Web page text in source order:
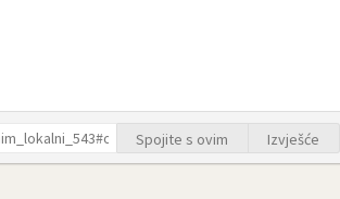
Spojite s ovim Izvješće